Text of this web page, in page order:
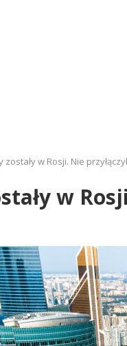
w Rosji. Nie
w